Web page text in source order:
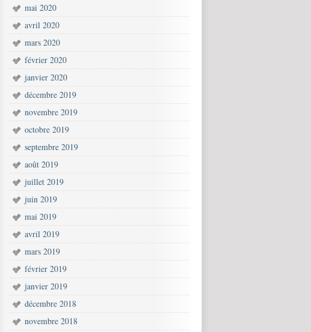
mai 2020
avril 2020
mars 2020
février 2020
janvier 2020
décembre 2019
novembre 2019
octobre 2019
septembre 2019
août 2019
juillet 2019
juin 2019
mai 2019
avril 2019
mars 2019
février 2019
janvier 2019
décembre 2018
novembre 2018